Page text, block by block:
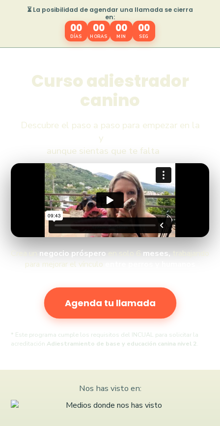
⏳ La posibilidad de agendar una llamada se cierra
en:
00
DÍAS
00
HORAS
00
MIN
00
SEG
Cursoadiestrador
canino
Descubre el paso a paso para empezar en la
y
aunque sientas que te falta
Crea un negocio próspero en solo 6 meses, trabajando
para mejorar el vínculo
Agenda tu llamada
* Este programa cumple los requisitos del INCUAL para solicitar la
acreditación Adiestramiento de base y educación canina nivel 2
Nos has visto en: